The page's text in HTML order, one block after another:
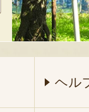
ヘル